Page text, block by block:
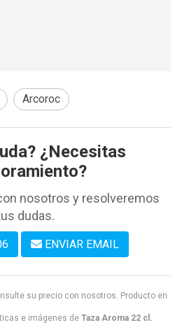
su precio con nosotros. Producto en
e imágenes de Taza Aroma 22 cl.
Arcoroc
¿Necesitas
nosotros y resolveremos
dudas.
ENVIAR EMAIL